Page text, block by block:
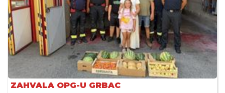
ZAHVALA OPG-U GRBAC